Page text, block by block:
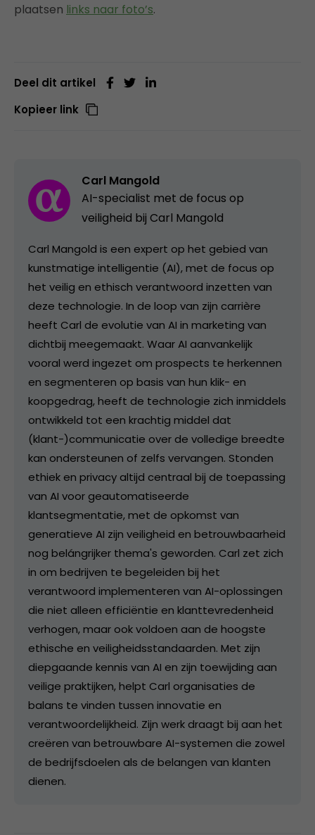
plaatsen links naar foto’s.
Deel dit artikel
Kopieer link
Carl Mangold
AI-specialist met de focus op
veiligheid bij Carl Mangold
Carl Mangold is een expert op het gebied van
kunstmatige intelligentie (AI), met de focus op
het veilig en ethisch verantwoord inzetten van
deze technologie. In de loop van zijn carrière
heeft Carl de evolutie van AI in marketing van
dichtbij meegemaakt. Waar AI aanvankelijk
vooral werd ingezet om prospects te herkennen
en segmenteren op basis van hun klik- en
koopgedrag, heeft de technologie zich inmiddels
ontwikkeld tot een krachtig middel dat
(klant-)communicatie over de volledige breedte
kan ondersteunen of zelfs vervangen. Stonden
ethiek en privacy altijd centraal bij de toepassing
van AI voor geautomatiseerde
klantsegmentatie, met de opkomst van
generatieve AI zijn veiligheid en betrouwbaarheid
nog belángrijker thema's geworden. Carl zet zich
in om bedrijven te begeleiden bij het
verantwoord implementeren van AI-oplossingen
die niet alleen efficiëntie en klanttevredenheid
verhogen, maar ook voldoen aan de hoogste
ethische en veiligheidsstandaarden. Met zijn
diepgaande kennis van AI en zijn toewijding aan
veilige praktijken, helpt Carl organisaties de
balans te vinden tussen innovatie en
verantwoordelijkheid. Zijn werk draagt bij aan het
creëren van betrouwbare AI-systemen die zowel
de bedrijfsdoelen als de belangen van klanten
dienen.